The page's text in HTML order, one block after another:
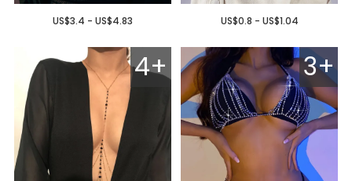
US$0.8 - US$1.04
US$3.4 - US$4.83
3+
4+